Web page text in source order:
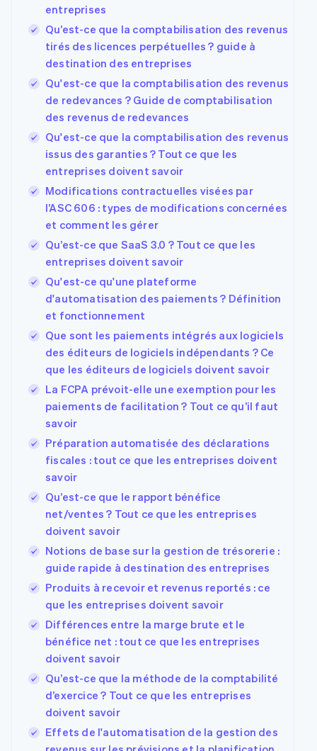
entreprises
Qu’est-ce que la comptabilisation des revenus
tirés des licences perpétuelles ? guide à
destination des entreprises
Qu'est-ce que la comptabilisation des revenus
de redevances ? Guide de comptabilisation
des revenus de redevances
Qu'est-ce que la comptabilisation des revenus
issus des garanties ? Tout ce que les
entreprises doivent savoir
Modifications contractuelles visées par
l’ASC 606 : types de modifications concernées
et comment les gérer
Qu’est-ce que SaaS 3.0 ? Tout ce que les
entreprises doivent savoir
Qu'est-ce qu'une plateforme
d'automatisation des paiements ? Définition
et fonctionnement
Que sont les paiements intégrés aux logiciels
des éditeurs de logiciels indépendants ? Ce
que les éditeurs de logiciels doivent savoir
La FCPA prévoit-elle une exemption pour les
paiements de facilitation ? Tout ce qu’il faut
savoir
Préparation automatisée des déclarations
fiscales : tout ce que les entreprises doivent
savoir
Qu’est-ce que le rapport bénéfice
net/ventes ? Tout ce que les entreprises
doivent savoir
Notions de base sur la gestion de trésorerie :
guide rapide à destination des entreprises
Produits à recevoir et revenus reportés : ce
que les entreprises doivent savoir
Différences entre la marge brute et le
bénéfice net : tout ce que les entreprises
doivent savoir
Qu’est-ce que la méthode de la comptabilité
d’exercice ? Tout ce que les entreprises
doivent savoir
Effets de l'automatisation de la gestion des